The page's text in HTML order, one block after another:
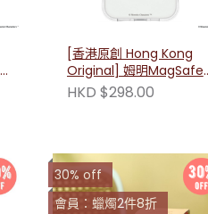
[香港原創 Hong Kong
Original] 姆明MagSafe
防摔手機殼（小美書信）
HKD $298.00
30% off
會員：蠟燭2件8折